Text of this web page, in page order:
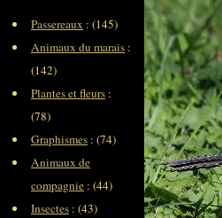
Passereaux : (145)
Animaux du marais :
(142)
Plantes et fleurs :
(78)
Graphismes : (74)
Animaux de
compagnie : (44)
Insectes : (43)